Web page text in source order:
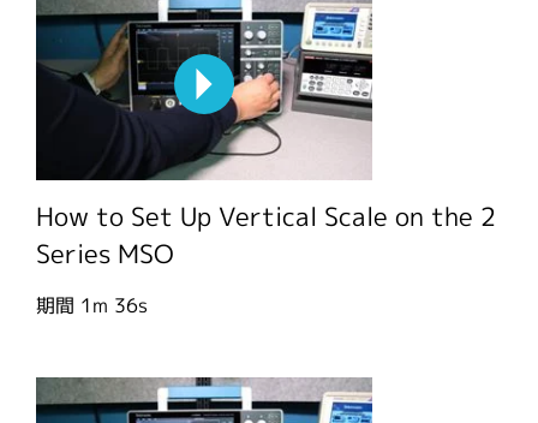
How to Set Up Vertical Scale on the 2
Series MSO
期間 1m 36s